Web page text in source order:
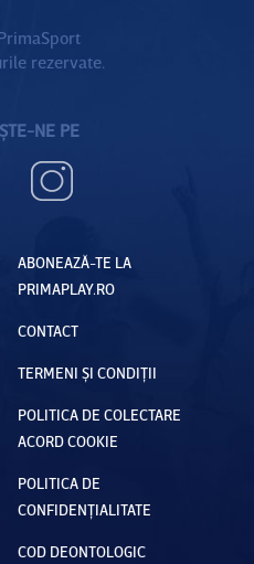
rezervate.
NE PE
ABONEAZĂ-TE LA
PRIMAPLAY.RO
CONTACT
TERMENI ȘI CONDIȚII
POLITICA DE COLECTARE
ACORD COOKIE
POLITICA DE
CONFIDENȚIALITATE
COD DEONTOLOGIC